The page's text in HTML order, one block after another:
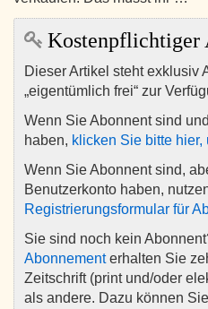
Kostenpflichtiger
Dieser Artikel steht exklusiv
„eigentümlich frei“ zur
Wenn Sie Abonnent sind
haben, klicken Sie bitte
Wenn Sie Abonnent sind,
Benutzerkonto haben,
Registrierungsformular für
Sie sind noch kein
Abonnementerhalten Sie
Zeitschrift (print und/oder
als andere. Dazu können